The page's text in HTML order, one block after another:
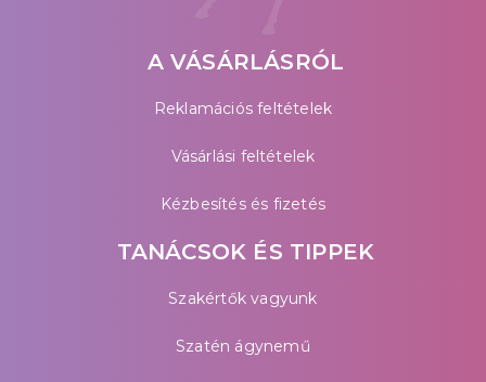
A VÁSÁRLÁSRÓL
Reklamációs feltételek
Vásárlási feltételek
Kézbesítés és fizetés
TANÁCSOK ÉS TIPPEK
Szakértők vagyunk
Szatén ágynemű